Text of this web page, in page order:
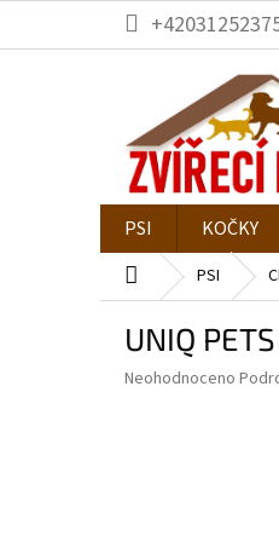
obsah
PSI KOČKY
Domů PSI
UNIQ
Průměrné
Neohodnoceno